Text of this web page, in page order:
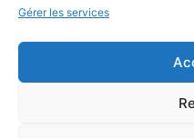
Gérer les services
Transparence et
CritiquePlus dans les